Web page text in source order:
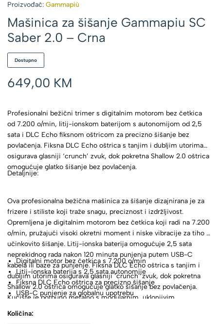
Proizvođač: Gammapiù
Mašinica za šišanje Gammapiu SC
Saber 2.0 – Crna
Dostupno
649,00 KM
Profesionalni bežični trimer s digitalnim motorom bez četkica
od 7.200 o/min, litij-ionskom baterijom s autonomijom od 2,5
sata i DLC Echo fiksnom oštricom za precizno šišanje bez
povlačenja. Fiksna DLC Echo oštrica s tanjim i dubljim utorima
osigurava glasniji ‘crunch’ zvuk, dok pokretna Shallow 2.0 oštrica
omogućuje glatko šišanje bez povlačenja.
Detaljnije:
Ova profesionalna bežična mašinica za šišanje dizajnirana je za
frizere i stiliste koji traže snagu, preciznost i izdržljivost.
Opremljena je digitalnim motorom bez četkica koji radi na 7.200
o/min, pružajući visoki okretni moment i niske vibracije za tiho i
učinkovito šišanje. Litij-ionska baterija omogućuje 2,5 sata
neprekidnog rada nakon 120 minuta punjenja putem USB-C
kabela ili baze za punjenje. Fiksna DLC Echo oštrica s tanjim i
dubljim utorima osigurava glasniji ‘crunch’ zvuk, dok pokretna
Shallow 2.0 oštrica omogućuje glatko šišanje bez povlačenja.
Kućište je potpuno metalno s modularnim, uklonjivim
Digitalni motor bez četkica s 7.200 o/min
Litij-ionska baterija s 2,5 sata autonomije
Fiksna DLC Echo oštrica za precizno šišanje
USB-C punjenje za globalnu upotrebu
poklopcem
Količina: